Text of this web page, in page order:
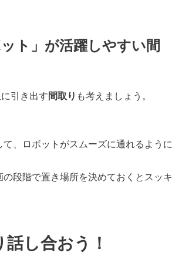
ト」が活躍しやすい間
引き出す間取り も考えましょう。
、ロボットがスムーズに通れるように
の段階で置き場所を決めておくとスッキ
し合おう！